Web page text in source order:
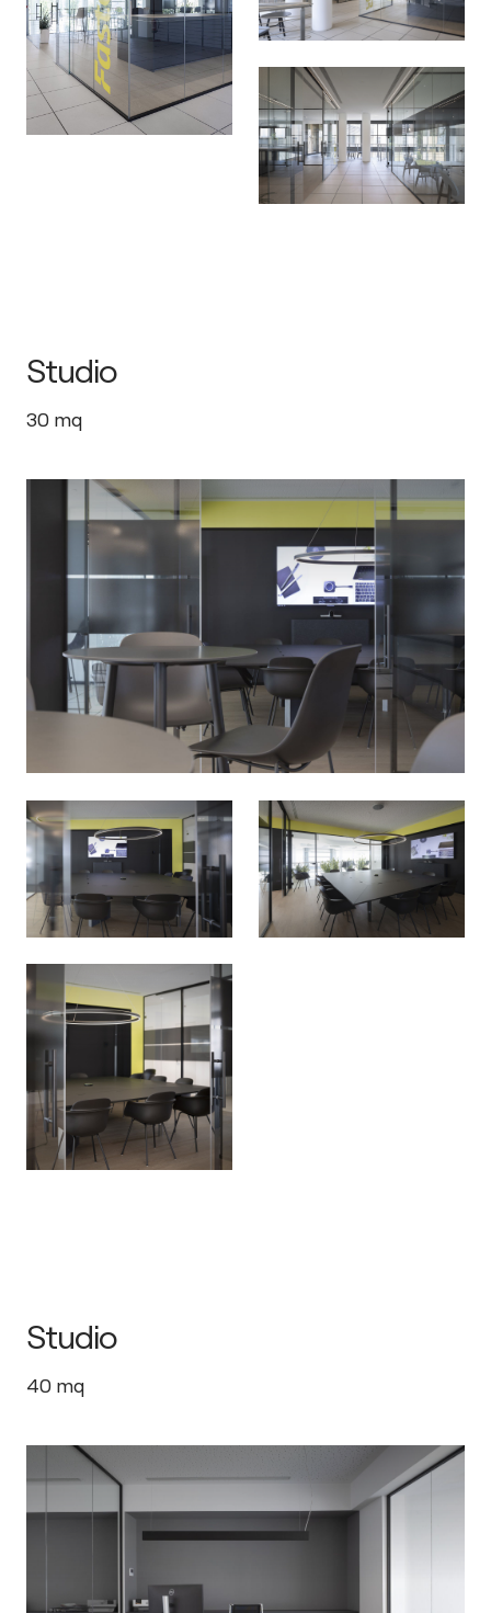
Studio
30 mq
Studio
40 mq